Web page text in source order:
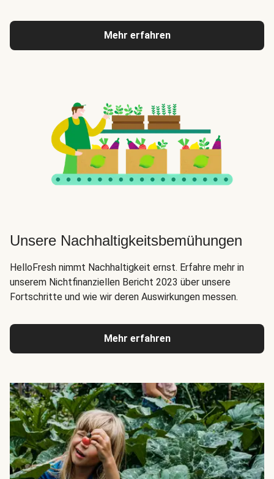
Mehr erfahren
Unsere Nachhaltigkeitsbemühungen
HelloFresh nimmt Nachhaltigkeit ernst. Erfahre mehr in
unserem Nichtfinanziellen Bericht 2023 über unsere
Fortschritte und wie wir deren Auswirkungen messen.
Mehr erfahren